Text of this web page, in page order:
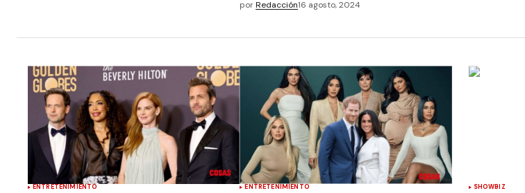
por Redacción16 agosto, 2024
ENTRETENIMIENTO ENTRETENIMIENTO SHOWBIZ